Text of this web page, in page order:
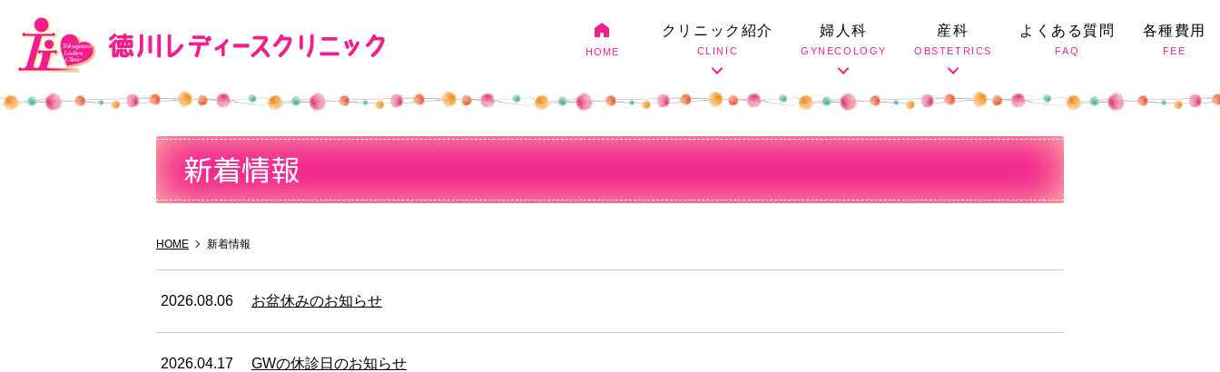
HOME
クリニック紹介
CLINIC
クリニック紹介 クリニックの特徴
婦人科
GYNECOLOGY
婦人科 性感染症
産科
OBSTETRICS
産科（妊婦健診）
よくある質問
FAQ
各種費用
FEE
新着情報
HOME 新着情報
2026.08.06 お盆休みのお知らせ
2026.04.17 GWの休診日のお知らせ